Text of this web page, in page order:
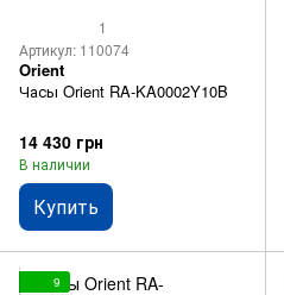
1
Артикул: 110074
Orient
Часы Orient RA-KA0002Y10B
14 430 грн
В наличии
Купить
9